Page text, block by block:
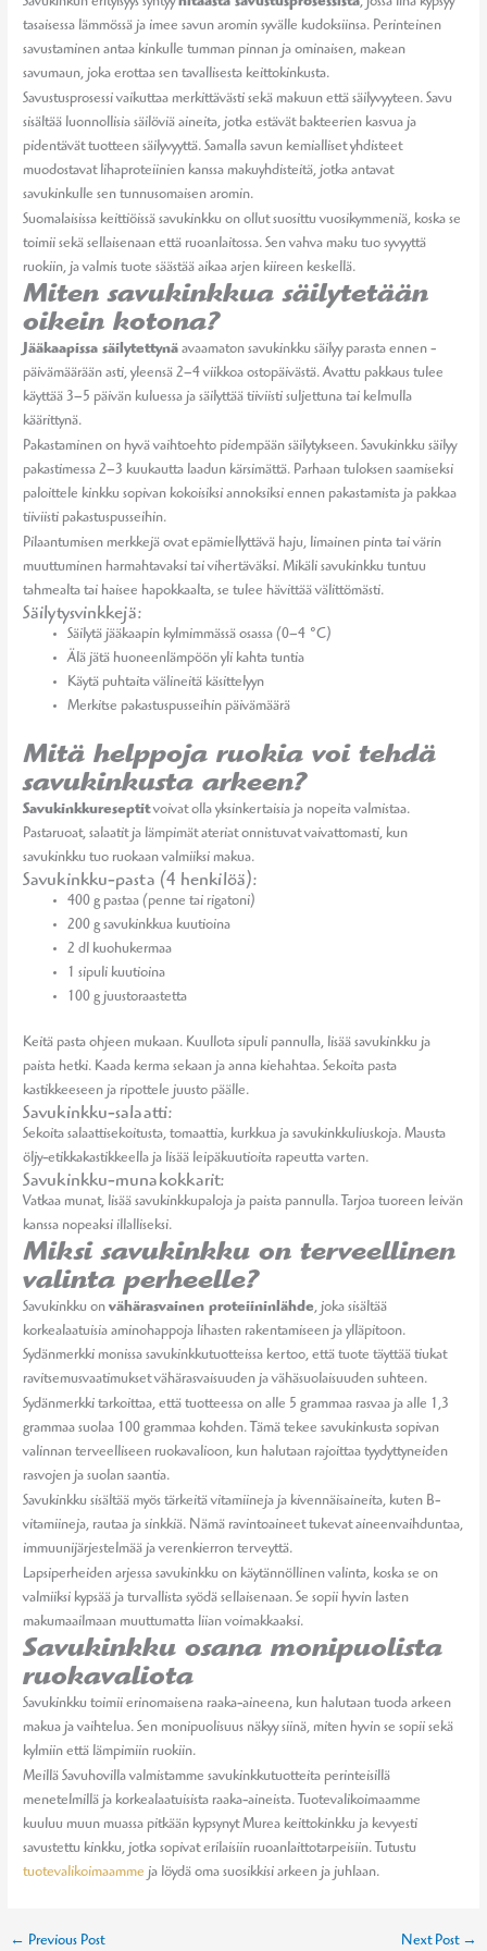
Savukinkun erityisyys syntyyhitaasta savustusprosessista, jossa liha kypsyy
tasaisessa lämmössä ja imee savun aromin syvälle kudoksiinsa. Perinteinen
savustaminen antaa kinkulle tumman pinnan ja ominaisen, makean
savumaun, joka erottaa sen tavallisesta keittokinkusta.
Savustusprosessi vaikuttaa merkittävästi sekä makuun että säilyvyyteen. Savu
sisältää luonnollisia säilöviä aineita, jotka estävät bakteerien kasvua ja
pidentävät tuotteen säilyvyyttä. Samalla savun kemialliset yhdisteet
muodostavat lihaproteiinien kanssa makuyhdisteitä, jotka antavat
savukinkulle sen tunnusomaisen aromin.
Suomalaisissa keittiöissä savukinkku on ollut suosittu vuosikymmeniä, koska se
toimii sekä sellaisenaan että ruoanlaitossa. Sen vahva maku tuo syvyyttä
ruokiin, ja valmis tuote säästää aikaa arjen kiireen keskellä.
Miten savukinkkua säilytetään
oikein kotona?
Jääkaapissa säilytettynä avaamaton savukinkku säilyy parasta ennen -
päivämäärään asti, yleensä 2–4 viikkoa ostopäivästä. Avattu pakkaus tulee
käyttää 3–5 päivän kuluessa ja säilyttää tiiviisti suljettuna tai kelmulla
käärittynä.
Pakastaminen on hyvä vaihtoehto pidempään säilytykseen. Savukinkku säilyy
pakastimessa 2–3 kuukautta laadun kärsimättä. Parhaan tuloksen saamiseksi
paloittele kinkku sopivan kokoisiksi annoksiksi ennen pakastamista ja pakkaa
tiiviisti pakastuspusseihin.
Pilaantumisen merkkejä ovat epämiellyttävä haju, limainen pinta tai värin
muuttuminen harmahtavaksi tai vihertäväksi. Mikäli savukinkku tuntuu
tahmealta tai haisee hapokkaalta, se tulee hävittää välittömästi.
Säilytysvinkkejä:
Säilytä jääkaapin kylmimmässä osassa (0–4 °C)
Älä jätä huoneenlämpöön yli kahta tuntia
Käytä puhtaita välineitä käsittelyyn
Merkitse pakastuspusseihin päivämäärä
Mitä helppoja ruokia voi tehdä
savukinkusta arkeen?
Savukinkkureseptitvoivat olla yksinkertaisia ja nopeita valmistaa.
Pastaruoat, salaatit ja lämpimät ateriat onnistuvat vaivattomasti, kun
savukinkku tuo ruokaan valmiiksi makua.
Savukinkku-pasta (4 henkilöä):
400 g pastaa (penne tai rigatoni)
200 g savukinkkua kuutioina
2 dl kuohukermaa
1 sipuli kuutioina
100 g juustoraastetta
Keitä pasta ohjeen mukaan. Kuullota sipuli pannulla, lisää savukinkku ja
paista hetki. Kaada kerma sekaan ja anna kiehahtaa. Sekoita pasta
kastikkeeseen ja ripottele juusto päälle.
Savukinkku-salaatti:
Sekoita salaattisekoitusta, tomaattia, kurkkua ja savukinkkuliuskoja. Mausta
öljy-etikkakastikkeella ja lisää leipäkuutioita rapeutta varten.
Savukinkku-munakokkarit:
Vatkaa munat, lisää savukinkkupaloja ja paista pannulla. Tarjoa tuoreen leivän
kanssa nopeaksi illalliseksi.
Miksi savukinkku on terveellinen
valinta perheelle?
Savukinkku onvähärasvainen proteiininlähde, joka sisältää
korkealaatuisia aminohappoja lihasten rakentamiseen ja ylläpitoon.
Sydänmerkki monissa savukinkkutuotteissa kertoo, että tuote täyttää tiukat
ravitsemusvaatimukset vähärasvaisuuden ja vähäsuolaisuuden suhteen.
Sydänmerkki tarkoittaa, että tuotteessa on alle 5 grammaa rasvaa ja alle 1,3
grammaa suolaa 100 grammaa kohden. Tämä tekee savukinkusta sopivan
valinnan terveelliseen ruokavalioon, kun halutaan rajoittaa tyydyttyneiden
rasvojen ja suolan saantia.
Savukinkku sisältää myös tärkeitä vitamiineja ja kivennäisaineita, kuten B-
vitamiineja, rautaa ja sinkkiä. Nämä ravintoaineet tukevat aineenvaihduntaa,
immuunijärjestelmää ja verenkierron terveyttä.
Lapsiperheiden arjessa savukinkku on käytännöllinen valinta, koska se on
valmiiksi kypsää ja turvallista syödä sellaisenaan. Se sopii hyvin lasten
makumaailmaan muuttumatta liian voimakkaaksi.
Savukinkku osana monipuolista
ruokavaliota
Savukinkku toimii erinomaisena raaka-aineena, kun halutaan tuoda arkeen
makua ja vaihtelua. Sen monipuolisuus näkyy siinä, miten hyvin se sopii sekä
kylmiin että lämpimiin ruokiin.
Meillä Savuhovilla valmistamme savukinkkutuotteita perinteisillä
menetelmillä ja korkealaatuisista raaka-aineista. Tuotevalikoimaamme
kuuluu muun muassa pitkään kypsynyt Murea keittokinkku ja kevyesti
savustettu kinkku, jotka sopivat erilaisiin ruoanlaittotarpeisiin. Tutustu
tuotevalikoimaamme ja löydä oma suosikkisi arkeen ja juhlaan.
← Previous Post Next Post →